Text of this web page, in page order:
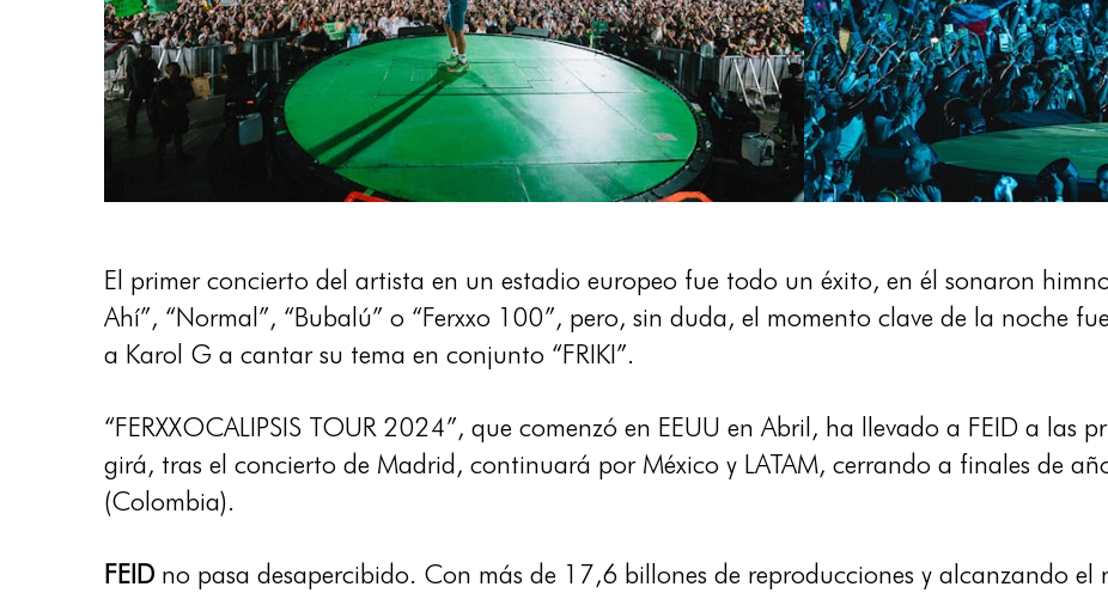
El primer concierto del artista en un estadio europeo fue todo un éxito, en él sonaron
Ahí”, “Normal”, “Bubalú” o “Ferxxo 100”, pero, sin duda, el momento clave de la noche
a Karol G a cantar su tema en conjunto “FRIKI”.
“FERXXOCALIPSIS TOUR 2024”, que comenzó en EEUU en Abril, ha llevado a FEID a las
girá, tras el concierto de Madrid, continuará por México y LATAM, cerrando a finales de
(Colombia).
FEID no pasa desapercibido. Con más de 17,6 billones de reproducciones y alcanzando